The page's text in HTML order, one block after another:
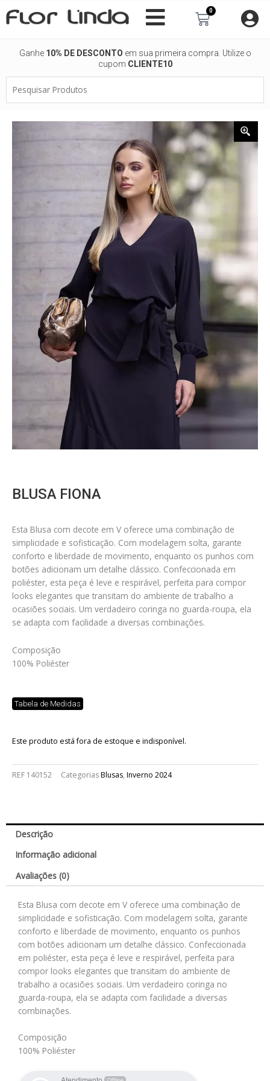
para
0
Carrinho
Ganhe 10% DE DESCONTO em sua primeira compra. Utilize o
cupom CLIENTE10
Produtos
BLUSA FIONA
Esta Blusa com decote em V oferece uma combinação de
simplicidade e sofisticação. Com modelagem solta, garante
conforto e liberdade de movimento, enquanto os punhos com
botões adicionam um detalhe clássico. Confeccionada em
poliéster, esta peça é leve e respirável, perfeita para compor
looks elegantes que transitam do ambiente de trabalho a
ocasiões sociais. Um verdadeiro coringa no guarda-roupa, ela
se adapta com facilidade a diversas combinações.
Composição
100% Poliéster
Tabela de Medidas
Este produto está fora de estoque e indisponível.
REF 140152 CategoriasBlusas, Inverno 2024
Descrição
Informação adicional
Avaliações (0)
Esta Blusa com decote em V oferece uma combinação de
simplicidade e sofisticação. Com modelagem solta, garante
conforto e liberdade de movimento, enquanto os punhos
com botões adicionam um detalhe clássico. Confeccionada
em poliéster, esta peça é leve e respirável, perfeita para
compor looks elegantes que transitam do ambiente de
trabalho a ocasiões sociais. Um verdadeiro coringa no
guarda-roupa, ela se adapta com facilidade a diversas
combinações.
Composição
100% Poliéster